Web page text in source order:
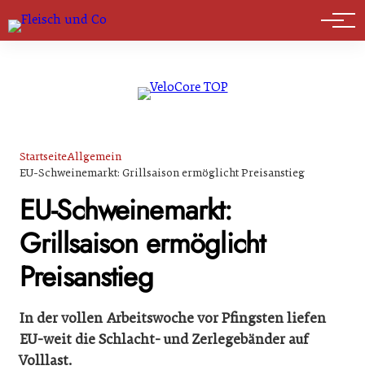
Marktführer
StartseiteAllgemein
EU-Schweinemarkt: Grillsaison ermöglicht Preisanstieg
EU-Schweinemarkt:
Grillsaison ermöglicht
Preisanstieg
In der vollen Arbeitswoche vor Pfingsten liefen
EU-weit die Schlacht- und Zerlegebänder auf
Volllast.